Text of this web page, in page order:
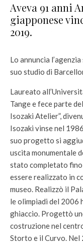
Aveva 91 anni
giapponese
2019.
Lo annuncia
suo studio di
Laureato
Tange e fece parte
Isozaki Atelier”,
Isozaki vinse nel
suo progetto si
uscita monumentale
stato completato
essere realizzato in
museo. Realizzò il
le olimpiadi del 2006
ghiaccio. Progettò
costruzione nel
Storto e il Curvo. Nel